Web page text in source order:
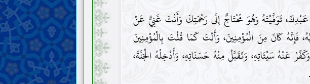
تَوَفَّيْتَهُ وَهُوَ مُحْتَاجٌ إِلَى رَحْمَتِكَ وَأَنْتَ غَنِيٌّ عَنْ
فَإِنَّهُ كَانَ مِنَ الْمُؤْمِنِينَ، وَأَنْتَ كَمَا قُلْتَ بِالْمُؤْمِنِينَ
عَنْهُ سَيِّئَاتِهِ، وَتَقَبَّلْ مِنْهُ حَسَنَاتِهِ، وَأَدْخِلْهُ الْجَنَّةَ،